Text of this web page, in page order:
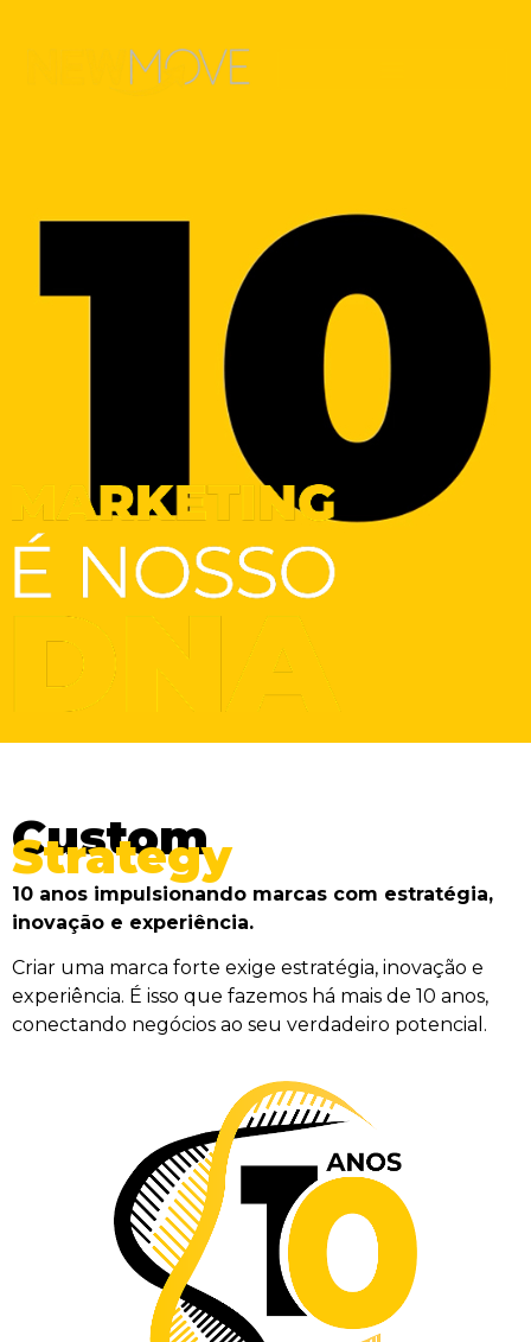
Custom
Strategy
10 anos impulsionando marcas com estratégia,
inovação e experiência.
Criar uma marca forte exige estratégia, inovação e
experiência. É isso que fazemos há mais de 10 anos,
conectando negócios ao seu verdadeiro potencial.